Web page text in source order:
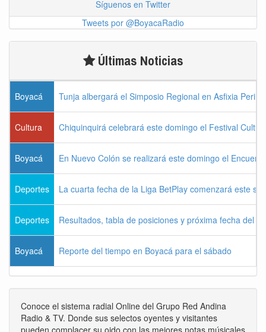
Síguenos en Twitter
Tweets por @BoyacaRadio
Últimas Noticias
Boyacá Tunja albergará el Simposio Regional en Asfixia
Cultura Chiquinquirá celebrará este domingo el Festival
Boyacá En Nuevo Colón se realizará este domingo el
Deportes La cuarta fecha de la Liga BetPlay comenzará este
Deportes Resultados, tabla de posiciones y próxima fecha del
Boyacá Reporte del tiempo en Boyacá para el sábado
Conoce el sistema radial Online del Grupo Red Andina
Radio & TV. Donde sus selectos oyentes y visitantes